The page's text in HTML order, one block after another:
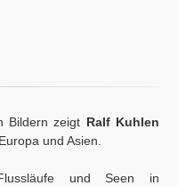
Bildern zeigt Ralf Kuhlen
und Asien.
und Seen in